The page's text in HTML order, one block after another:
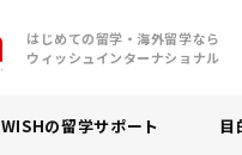
はじめての留学・海外留学なら
ウィッシュインターナショナル
WISHの留学サポート 目